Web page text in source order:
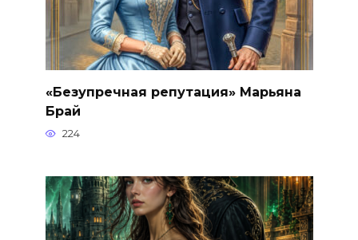
«Безупречная репутация» Марьяна
Брай
224